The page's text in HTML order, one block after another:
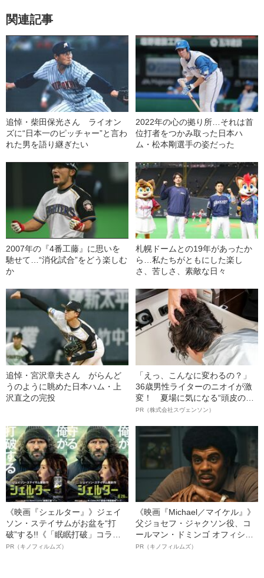
関連記事
追悼・柴田保光さん ライオン
ズに“日本一のピッチャー”と言わ
れた男を語り継ぎたい
2022年の心の拠り所…それは首
位打者をつかみ取った日本ハ
ム・松本剛選手の姿だった
2007年の『4番工藤』に思いを
馳せて…“消化試合”をどう楽しむ
か
札幌ドームとの19年があったか
ら…私たちがともにした楽し
さ、苦しさ、素敵な日々
追悼・宮沢章夫さん がらんど
うのように眺めた日本ハム・上
沢直之の完投
「えっ、こんなに変わるの？」
36歳男性ライターのニオイが激
変！ 夏場に気になる“頭皮のニ
オイ”や“ベタつき”を解消す
ト”が生み出した徹底ケアとは
PR（株式会社スヴェンソン）
《映画『シェルター』》ジェイ
ソン・ステイサムがお盆を“打
破”する!!《「眠眠打破」コラ
ボ》
PR（キノフィルムズ）
《映画『Michael／マイケル』》
父ジョセフ・ジャクソン役、コ
ールマン・ドミンゴ オフィシャ
ルインタビュー“観客を魅了した
PR（キノフィルムズ）